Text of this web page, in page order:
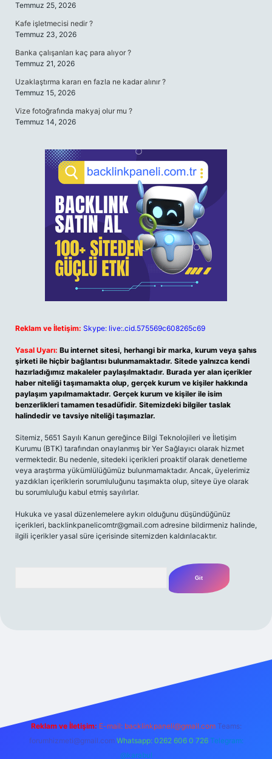
Temmuz 25, 2026
Kafe işletmecisi nedir ?
Temmuz 23, 2026
Banka çalışanları kaç para alıyor ?
Temmuz 21, 2026
Uzaklaştırma kararı en fazla ne kadar alınır ?
Temmuz 15, 2026
Vize fotoğrafında makyaj olur mu ?
Temmuz 14, 2026
Reklam ve İletişim: Skype: live:.cid.575569c608265c69
Yasal Uyarı: Bu internet sitesi, herhangi bir marka, kurum veya şahıs
şirketi ile hiçbir bağlantısı bulunmamaktadır. Sitede yalnızca kendi
hazırladığımız makaleler paylaşılmaktadır. Burada yer alan içerikler
haber niteliği taşımamakta olup, gerçek kurum ve kişiler hakkında
paylaşım yapılmamaktadır. Gerçek kurum ve kişiler ile isim
benzerlikleri tamamen tesadüfidir. Sitemizdeki bilgiler taslak
halindedir ve tavsiye niteliği taşımazlar.
Sitemiz, 5651 Sayılı Kanun gereğince Bilgi Teknolojileri ve İletişim
Kurumu (BTK) tarafından onaylanmış bir Yer Sağlayıcı olarak hizmet
vermektedir. Bu nedenle, sitedeki içerikleri proaktif olarak denetleme
veya araştırma yükümlülüğümüz bulunmamaktadır. Ancak, üyelerimiz
yazdıkları içeriklerin sorumluluğunu taşımakta olup, siteye üye olarak
bu sorumluluğu kabul etmiş sayılırlar.
Hukuka ve yasal düzenlemelere aykırı olduğunu düşündüğünüz
içerikleri, backlinkpanelicomtr@gmail.com adresine bildirmeniz halinde,
ilgili içerikler yasal süre içerisinde sitemizden kaldırılacaktır.
Reklam ve İletişim: E-mail: backlinkpaneli@gmail.com Teams:
forumhizmeti@gmail.com Whatsapp: 0262 606 0 726 Telegram:
@karabul